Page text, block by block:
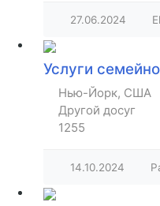
27.06.2024
Услуги
Нью-Йорк, США
Другой досуг
1255
14.10.2024